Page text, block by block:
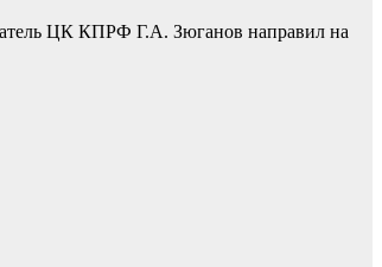
ЦК КПРФ Г.А. Зюганов направил на